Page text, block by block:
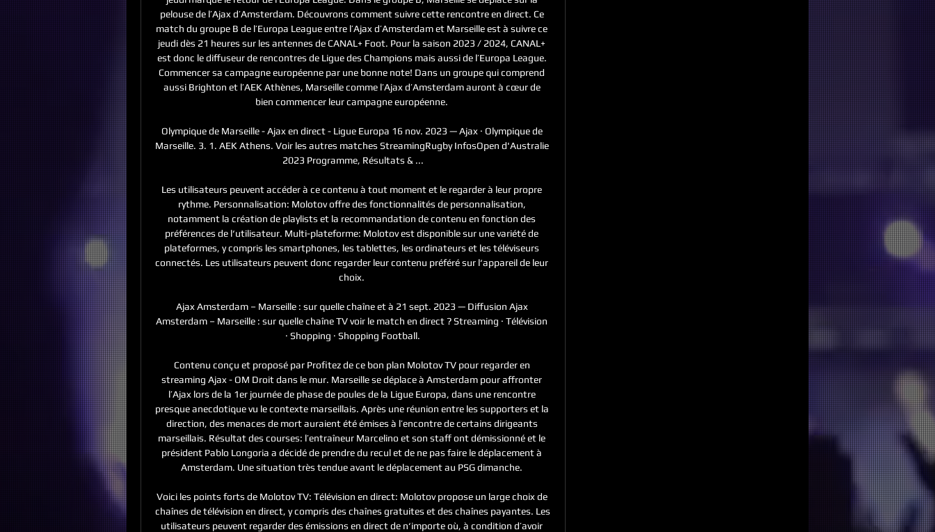
pelouse de l’Ajax d’Amsterdam. Découvrons comment suivre cette rencontre en direct. Ce
match du groupe B de l’Europa League entre l’Ajax d’Amsterdam et Marseille est à suivre ce
jeudi dès 21 heures sur les antennes de CANAL+ Foot. Pour la saison 2023 / 2024, CANAL+
est donc le diffuseur de rencontres de Ligue des Champions mais aussi de l’Europa League.
Commencer sa campagne européenne par une bonne note! Dans un groupe qui comprend
aussi Brighton et l’AEK Athènes, Marseille comme l’Ajax d’Amsterdam auront à cœur de
bien commencer leur campagne européenne.
Olympique de Marseille - Ajax en direct - Ligue Europa 16 nov. 2023 — Ajax · Olympique de
Marseille. 3. 1. AEK Athens. Voir les autres matches StreamingRugby InfosOpen d'Australie
2023 Programme, Résultats & ...
Les utilisateurs peuvent accéder à ce contenu à tout moment et le regarder à leur propre
rythme. Personnalisation: Molotov offre des fonctionnalités de personnalisation,
notamment la création de playlists et la recommandation de contenu en fonction des
préférences de l‘utilisateur. Multi-plateforme: Molotov est disponible sur une variété de
plateformes, y compris les smartphones, les tablettes, les ordinateurs et les téléviseurs
connectés. Les utilisateurs peuvent donc regarder leur contenu préféré sur l‘appareil de leur
choix.
Ajax Amsterdam – Marseille : sur quelle chaîne et à 21 sept. 2023 — Diffusion Ajax
Amsterdam – Marseille : sur quelle chaîne TV voir le match en direct ? Streaming · Télévision
· Shopping · Shopping Football.
Contenu conçu et proposé par Profitez de ce bon plan Molotov TV pour regarder en
streaming Ajax - OM Droit dans le mur. Marseille se déplace à Amsterdam pour affronter
l’Ajax lors de la 1er journée de phase de poules de la Ligue Europa, dans une rencontre
presque anecdotique vu le contexte marseillais. Après une réunion entre les supporters et la
direction, des menaces de mort auraient été émises à l’encontre de certains dirigeants
marseillais. Résultat des courses: l’entraîneur Marcelino et son staff ont démissionné et le
président Pablo Longoria a décidé de prendre du recul et de ne pas faire le déplacement à
Amsterdam. Une situation très tendue avant le déplacement au PSG dimanche.
Voici les points forts de Molotov TV: Télévision en direct: Molotov propose un large choix de
chaînes de télévision en direct, y compris des chaînes gratuites et des chaînes payantes. Les
utilisateurs peuvent regarder des émissions en direct de n‘importe où, à condition d’avoir